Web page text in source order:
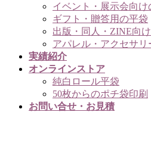
イベント・展示会向け
ギフト・贈答用の平袋
出版・同人・ZINE向
アパレル・アクセサ
実績紹介
オンラインストア
純白ロール平袋
50枚からのポチ袋印刷
お問い合せ・お見積